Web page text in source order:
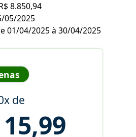
8.850,94
05/2025
01/04/2025 à 30/04/2025
de
15,99